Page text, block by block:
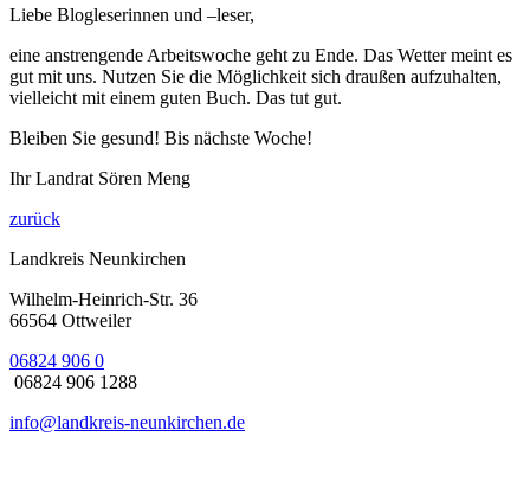
Liebe Blogleserinnen und –leser,
eine anstrengende Arbeitswoche geht zu Ende. Das Wetter meint es
gut mit uns. Nutzen Sie die Möglichkeit sich draußen aufzuhalten,
vielleicht mit einem guten Buch. Das tut gut.
Bleiben Sie gesund! Bis nächste Woche!
Ihr Landrat Sören Meng
zurück
Landkreis Neunkirchen
Wilhelm-Heinrich-Str. 36
66564 Ottweiler
06824 906 0
06824 906 1288
info@landkreis-neunkirchen.de